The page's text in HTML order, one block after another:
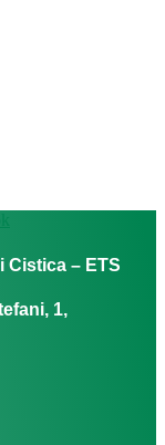
Cistica – ETS
1,